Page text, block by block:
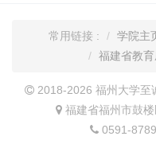
常用链接 : 学院主
福建省教
2018-2026 福州大学
福建省福州市鼓
0591-